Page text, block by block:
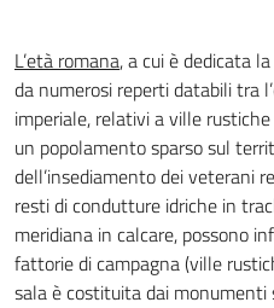
L’età romana, a cui è dedicata
da numerosi reperti databili tra
imperiale, relativi a ville
un popolamento sparso sul
dell’insediamento dei veterani
resti di condutture idriche in
meridiana in calcare, possono
fattorie di campagna (ville
sala è costituita dai monumenti